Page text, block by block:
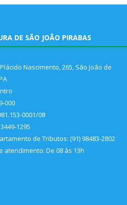
DE SÃO JOÃO PIRABAS
Nascimento, 265, São João de
000
0001/08
1295
de Tributos: (91) 98483-2802
atendimento: De 08 às 13h